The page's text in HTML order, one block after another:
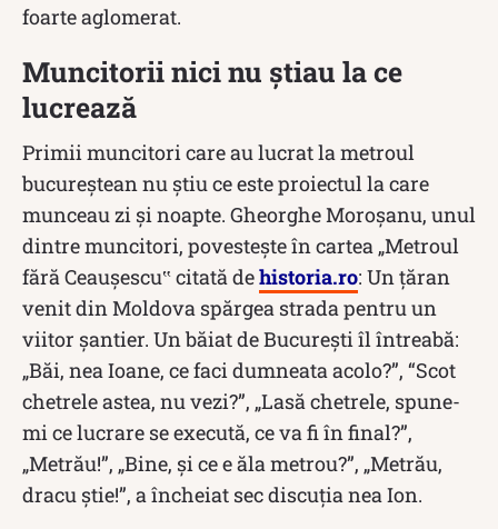
foarte aglomerat.
Muncitorii nici nu știau la ce
lucrează
Primii muncitori care au lucrat la metroul
bucureștean nu știu ce este proiectul la care
munceau zi și noapte. Gheorghe Moroșanu, unul
dintre muncitori, povestește în cartea „Metroul
fără Ceaușescu‟ citată dehistoria.ro: Un ţăran
venit din Moldova spărgea strada pentru un
viitor şantier. Un băiat de Bucureşti îl întreabă:
„Băi, nea Ioane, ce faci dumneata acolo?”, “Scot
chetrele astea, nu vezi?”, „Lasă chetrele, spune-
mi ce lucrare se execută, ce va fi în final?”,
„Metrău!”, „Bine, şi ce e ăla metrou?”, „Metrău,
dracu ştie!”, a încheiat sec discuția nea Ion.